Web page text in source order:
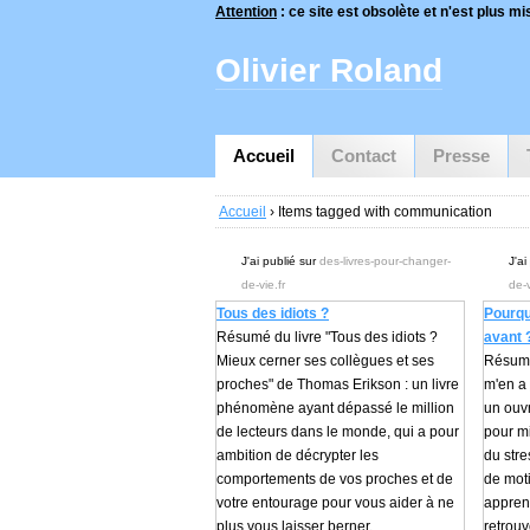
Attention : ce site est obsolète et n'est plus
Accueil Contact Presse
Olivier Roland
Accueil › Items tagged with communication
J'ai publié surdes-livres-pour-changer-
de-vie.fr
Tous des idiots ?
Résumé du livre "Tous des idiots ?
Mieux cerner ses collègues et ses
proches" de Thomas Erikson : un livre
phénomène ayant dépassé le million
de lecteurs dans le monde, qui a pour
ambition de décrypter les
comportements de vos proches et de
votre entourage pour vous aider à ne
plus vous laisser berner.
J'ai
de-
avant
m'en a
un
pour
du
de